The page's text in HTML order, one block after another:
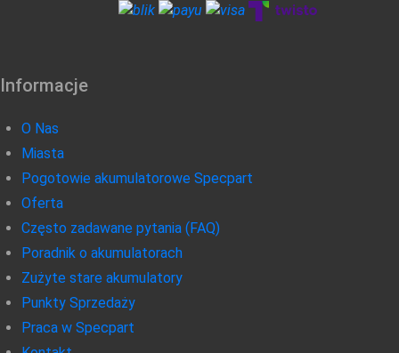
Informacje
O Nas
Miasta
Pogotowie akumulatorowe Specpart
Oferta
Często zadawane pytania (FAQ)
Poradnik o akumulatorach
Zużyte stare akumulatory
Punkty Sprzedaży
Praca w Specpart